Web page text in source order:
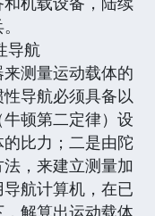
导航
测量运动载体的
导航必须具备以
顿第二定律）设
比力；二是由陀
，来建立测量加
航计算机，在已
解算出运动载体